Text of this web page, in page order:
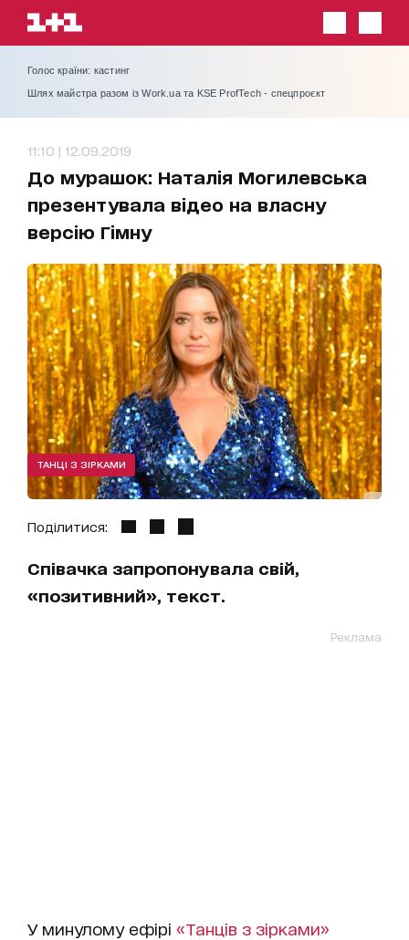
Голос країни: кастинг
Шлях майстра разом із Work.ua та KSE ProfTech - спецпроєкт
11:10 | 12.09.2019
До мурашок: Наталія Могилевська
презентувала відео на власну
версію Гімну
ТАНЦІ З ЗІРКАМИ
Поділитися:
Співачка запропонувала свій,
«позитивний», текст.
Реклама
У минулому ефірі «Танців з зірками»